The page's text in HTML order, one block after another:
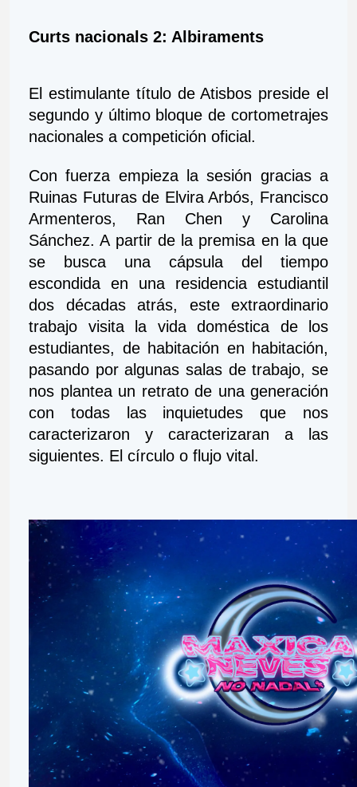
Curts nacionals 2: Albiraments
El estimulante título de Atisbos preside el
segundo y último bloque de cortometrajes
nacionales a competición oficial.
Con fuerza empieza la sesión gracias a
Ruinas Futuras de Elvira Arbós, Francisco
Armenteros, Ran Chen y Carolina
Sánchez. A partir de la premisa en la que
se busca una cápsula del tiempo
escondida en una residencia estudiantil
dos décadas atrás, este extraordinario
trabajo visita la vida doméstica de los
estudiantes, de habitación en habitación,
pasando por algunas salas de trabajo, se
nos plantea un retrato de una generación
con todas las inquietudes que nos
caracterizaron y caracterizaran a las
siguientes. El círculo o flujo vital.